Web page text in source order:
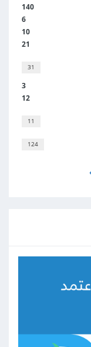
140
6
10
21
31
3
12
11
124